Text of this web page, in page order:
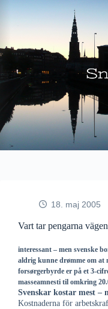
18. maj 2005
Vart tar pengarna
interessant – men svenske
aldrig kunne drømme om at
forsørgerbyrde er på et 3-
masseamnesti til omkring
Svenskar kostar mest –
Kostnaderna för